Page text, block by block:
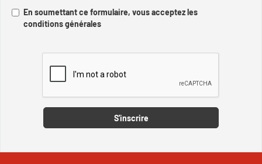
En soumettant ce formulaire, vous acceptez les
conditions générales
S'inscrire